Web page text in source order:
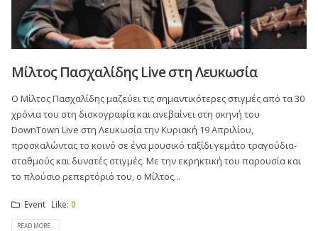
Μίλτος Πασχαλίδης Live στη Λευκωσία
Ο Μίλτος Πασχαλίδης μαζεύει τις σημαντικότερες στιγμές από τα 30
χρόνια του στη δισκογραφία και ανεβαίνει στη σκηνή του
DownTown Live στη Λευκωσία την Κυριακή 19 Απριλίου,
προσκαλώντας το κοινό σε ένα μουσικό ταξίδι γεμάτο τραγούδια-
σταθμούς και δυνατές στιγμές. Με την εκρηκτική του παρουσία και
το πλούσιο ρεπερτόριό του, ο Μίλτος...
Event Like: 0
READ MORE...